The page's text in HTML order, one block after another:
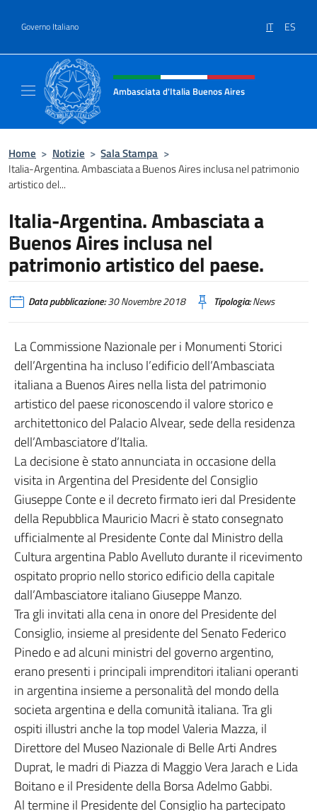
Governo Italiano IT ES
Intestazione sito, social e menù
Ambasciata d'Italia Buenos Aires
Home > Notizie > Sala Stampa >
Italia-Argentina. Ambasciata a Buenos Aires inclusa nel patrimonio
artistico del...
Italia-Argentina. Ambasciata a
Buenos Aires inclusa nel
patrimonio artistico del paese.
Data pubblicazione:30 Novembre 2018 Tipologia:News
La Commissione Nazionale per i Monumenti Storici
dell’Argentina ha incluso l’edificio dell’Ambasciata
italiana a Buenos Aires nella lista del patrimonio
artistico del paese riconoscendo il valore storico e
architettonico del Palacio Alvear, sede della residenza
dell’Ambasciatore d’Italia.
La decisione è stato annunciata in occasione della
visita in Argentina del Presidente del Consiglio
Giuseppe Conte e il decreto firmato ieri dal Presidente
della Repubblica Mauricio Macri è stato consegnato
ufficialmente al Presidente Conte dal Ministro della
Cultura argentina Pablo Avelluto durante il ricevimento
ospitato proprio nello storico edificio della capitale
dall’Ambasciatore italiano Giuseppe Manzo.
Tra gli invitati alla cena in onore del Presidente del
Consiglio, insieme al presidente del Senato Federico
Pinedo e ad alcuni ministri del governo argentino,
erano presenti i principali imprenditori italiani operanti
in argentina insieme a personalità del mondo della
societa argentina e della comunità italiana. Tra gli
ospiti illustri anche la top model Valeria Mazza, il
Direttore del Museo Nazionale di Belle Arti Andres
Duprat, le madri di Piazza di Maggio Vera Jarach e Lida
Boitano e il Presidente della Borsa Adelmo Gabbi.
Al termine il Presidente del Consiglio ha partecipato